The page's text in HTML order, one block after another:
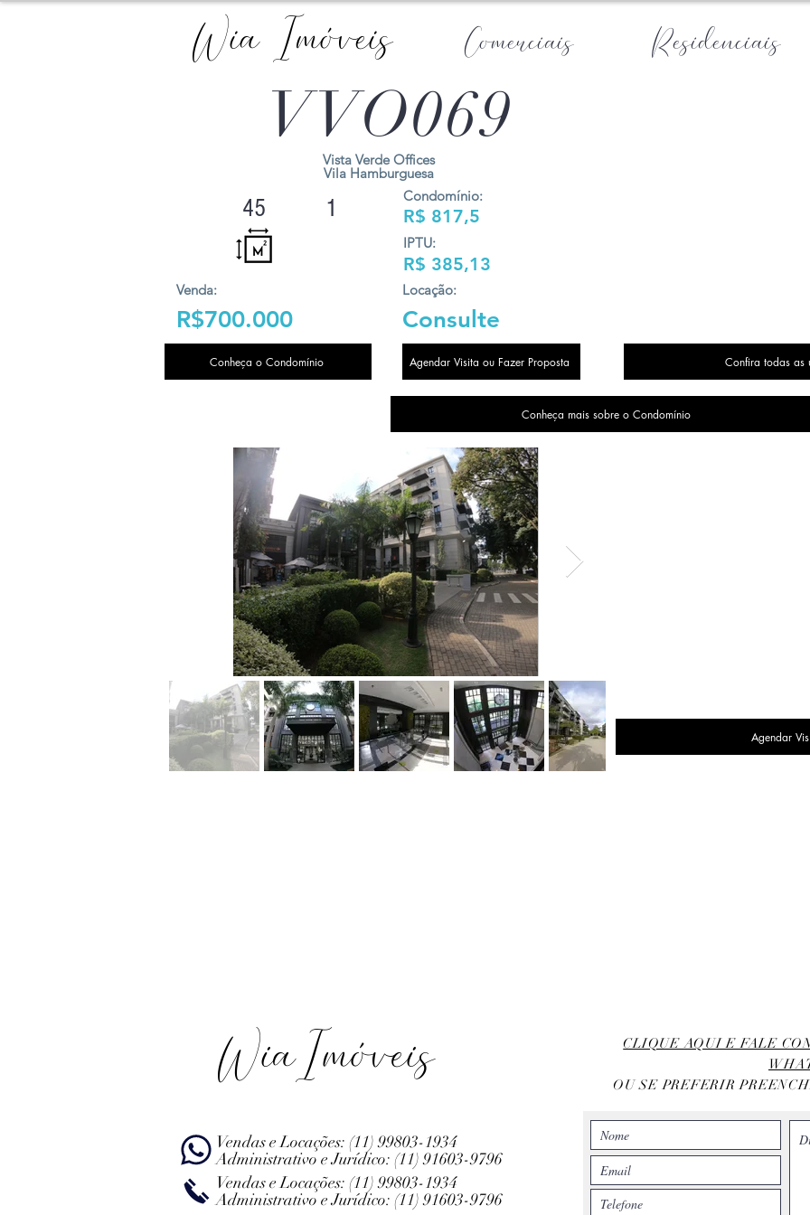
Wia Imóveis Comerciais Residenciais
VVO069
Vista Verde Offices
Vila Hamburguesa
45 1
Venda:
R$700.000
Conheça o Condomínio
Condomínio:
R$ 817,5
IPTU:
R$ 385,13
Locação:
Consulte
Agendar Visita ou Fazer Proposta Confira todas as
Conheça mais sobre o Condomínio
Agendar
WiaImóveis
Vendas e Locações: (11) 99803-1934
Administrativo e Jurídico: (11)91603-9796
Vendas e Locações: (11) 99803-1934
Administrativo e Jurídico: (11)91603-9796
CLIQUE AQUI E FALE
OU SE PREFERIR